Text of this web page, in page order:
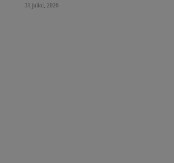
31 juliol, 2026